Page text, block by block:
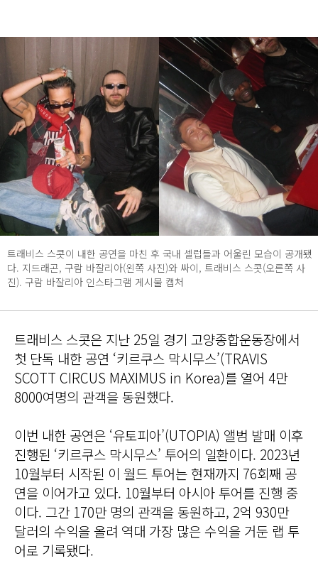
트래비스 스콧이 내한 공연을 마친 후 국내 셀럽들과 어울린 모습이 공개됐
다. 지드래곤, 구람 바잘리아(왼쪽 사진)와 싸이, 트래비스 스콧(오른쪽 사
진). 구람 바잘리아 인스타그램 게시물 캡처
트래비스 스콧은 지난 25일 경기 고양종합운동장에서
첫 단독 내한 공연 ‘키르쿠스 막시무스’(TRAVIS
SCOTT CIRCUS MAXIMUS in Korea)를 열어 4만
8000여명의 관객을 동원했다.
이번 내한 공연은 ‘유토피아’(UTOPIA) 앨범 발매 이후
진행된 ‘키르쿠스 막시무스’ 투어의 일환이다. 2023년
10월부터 시작된 이 월드 투어는 현재까지 76회째 공
연을 이어가고 있다. 10월부터 아시아 투어를 진행 중
이다. 그간 170만 명의 관객을 동원하고, 2억 930만
달러의 수익을 올려 역대 가장 많은 수익을 거둔 랩 투
어로 기록됐다.